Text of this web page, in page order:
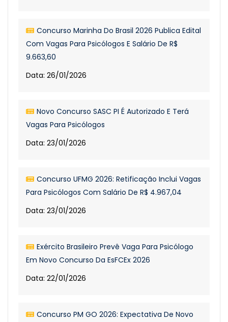
Concurso Marinha Do Brasil 2026 Publica Edital
Com Vagas Para Psicólogos E Salário De R$
9.663,60
Data: 26/01/2026
Novo Concurso SASC PI É Autorizado E Terá
Vagas Para Psicólogos
Data: 23/01/2026
Concurso UFMG 2026: Retificação Inclui Vagas
Para Psicólogos Com Salário De R$ 4.967,04
Data: 23/01/2026
Exército Brasileiro Prevê Vaga Para Psicólogo
Em Novo Concurso Da EsFCEx 2026
Data: 22/01/2026
Concurso PM GO 2026: Expectativa De Novo